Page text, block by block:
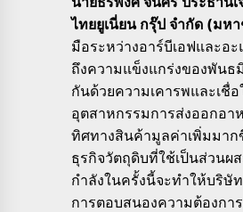
ไทยยูเนี่ยน กรุ๊ป จำกัด (มห
มือระหว่างอาร์บีเอฟและอ
ถึงความแข็งแกร่งของพันธ
กันด้วยความเคารพและเชื่
อุตสาหกรรมการส่งออกอา
ทิศทางสินค้ามูลค่าเพิ่มมาก
ธุรกิจวัตถุดิบที่ใช้เป็นส่วนผ
กำลังในครั้งนี้จะทำให้บริ
การตอบสนองความต้องกา